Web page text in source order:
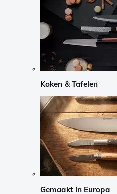
Koken & Tafelen
Gemaakt in Europa